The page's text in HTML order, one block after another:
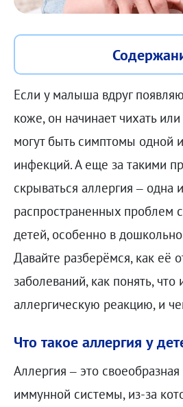
Если у малыша вдруг
коже, он начинает чихать
могут быть симптомы одной
инфекций. А еще за такими
скрываться аллергия – одна
распространенных проблем
детей, особенно в
Давайте разберёмся, как её
заболеваний, как понять,
аллергическую реакцию, и
Что такое аллергия у
Аллергия – это
иммунной системы, из-за